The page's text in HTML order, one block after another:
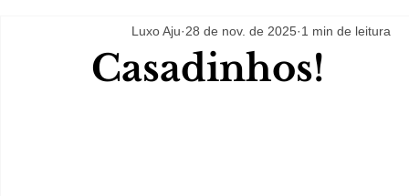
Casadinhos!
Luxo Aju 28 de nov. de 2025 1 min de leitura